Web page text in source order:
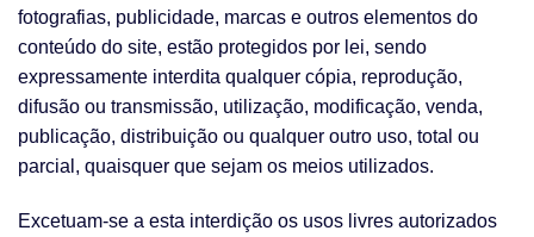
fotografias, publicidade, marcas e outros elementos do
conteúdo do site, estão protegidos por lei, sendo
expressamente interdita qualquer cópia, reprodução,
difusão ou transmissão, utilização, modificação, venda,
publicação, distribuição ou qualquer outro uso, total ou
parcial, quaisquer que sejam os meios utilizados.
Excetuam-se a esta interdição os usos livres autorizados